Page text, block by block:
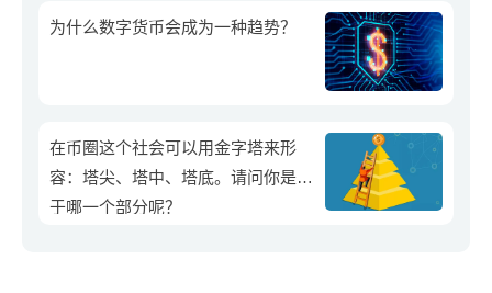
为什么数字货币会成为一种趋势？
在币圈这个社会可以用金字塔来形
容：塔尖、塔中、塔底。请问你是属
于哪一个部分呢？